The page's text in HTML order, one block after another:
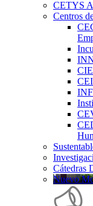
CETYS
Centros
Cátedras
Nuevo